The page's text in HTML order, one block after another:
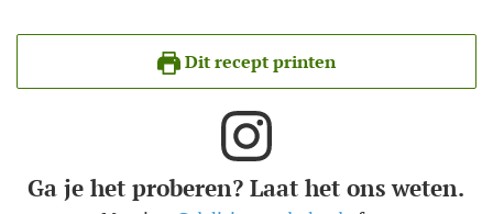
Dit recept printen
Ga je het proberen? Laat het ons weten.